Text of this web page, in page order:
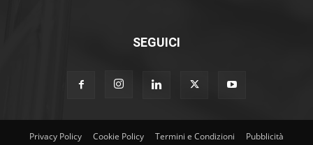
SEGUICI
Privacy Policy Cookie Policy Termini e Condizioni Pubblicità